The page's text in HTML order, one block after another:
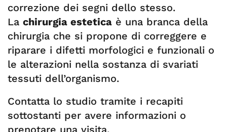
correzione dei segni dello stesso.
La chirurgia estetica è una branca della
chirurgia che si propone di correggere e
riparare i difetti morfologici e funzionali o
le alterazioni nella sostanza di svariati
tessuti dell’organismo.
Contatta lo studio tramite i recapiti
sottostanti per avere informazioni o
prenotare una visita.